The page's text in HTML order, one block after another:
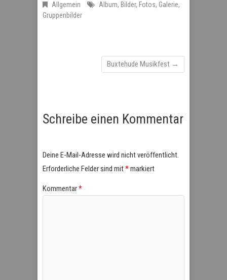
Allgemein Album, Bilder, Fotos, Galerie,
Gruppenbilder
Buxtehude Musikfest →
Schreibe einen Kommentar
Deine E-Mail-Adresse wird nicht veröffentlicht.
Erforderliche Felder sind mit*markiert
Kommentar*